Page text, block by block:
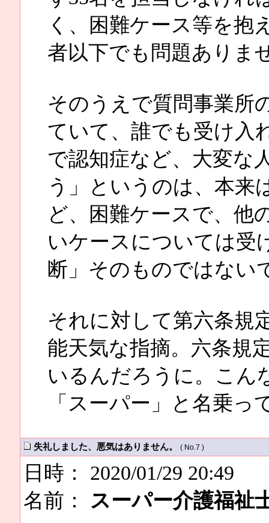
く、困難ケース等を抱
者以下でも問題ありま
そのうえで質問事業所
ていて、誰でも受け入
で認知症など、大変な
う」というのは、本来
ど、困難ケースで、他
いケースについては受
断」そのものではない
それに対して第六条規
能天気な指摘。六条規
いるんだろうに。こん
「スーパー」と名乗
失礼しました、悪気はありません。 ( No.7 )
日時： 2020/01/29 20:49
名前： スーパー介護福祉